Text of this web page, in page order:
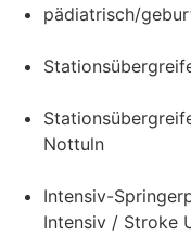
pädiatrisch/
Nottuln
Intensiv-
Intensiv / Stroke